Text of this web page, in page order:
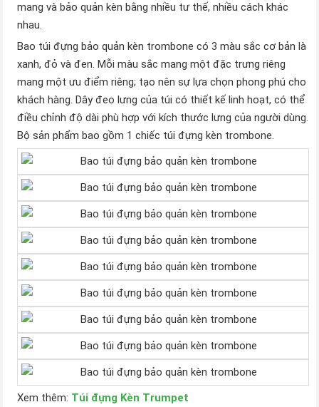
mang và bảo quản kèn bằng nhiều tư thế, nhiều cách khác
nhau.
Bao túi đựng bảo quản kèn trombone có 3 màu sắc cơ bản là
xanh, đỏ và đen. Mỗi màu sắc mang một đặc trưng riêng
mang một ưu điểm riêng; tạo nên sự lựa chọn phong phú cho
khách hàng. Dây đeo lưng của túi có thiết kế linh hoạt, có thể
điều chỉnh độ dài phù hợp với kích thước lưng của người dùng.
Bộ sản phẩm bao gồm 1 chiếc túi đựng kèn trombone.
Xem thêm: Túi đựng Kèn Trumpet